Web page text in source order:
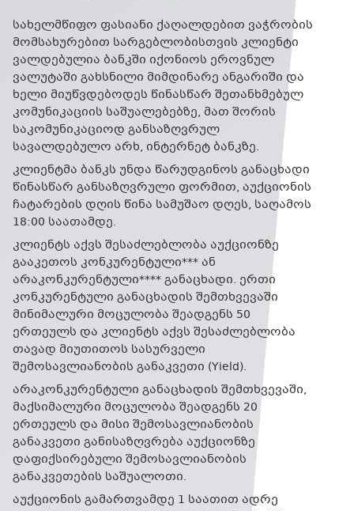
სახელმწიფო ფასიანი ქაღალდებით ვაჭრობის
მომსახურებით სარგებლობისთვის კლიენტი
ვალდებულია ბანკში იქონიოს ეროვნულ
ვალუტაში გახსნილი მიმდინარე ანგარიში და
ხელი მიუწვდებოდეს წინასწარ შეთანხმებულ
კომუნიკაციის საშუალებებზე, მათ შორის
საკომუნიკაციოდ განსაზღვრულ
სავალდებულო არხ, ინტერნეტ ბანკზე.
კლიენტმა ბანკს უნდა წარუდგინოს განაცხადი
წინასწარ განსაზღვრული ფორმით, აუქციონის
ჩატარების დღის წინა სამუშაო დღეს, საღამოს
18:00 საათამდე.
კლიენტს აქვს შესაძლებლობა აუქციონზე
გააკეთოს კონკურენტული*** ან
არაკონკურენტული**** განაცხადი. ერთი
კონკურენტული განაცხადის შემთხვევაში
მინიმალური მოცულობა შეადგენს 50
ერთეულს და კლიენტს აქვს შესაძლებლობა
თავად მიუთითოს სასურველი
შემოსავლიანობის განაკვეთი (Yield).
არაკონკურენტული განაცხადის შემთხვევაში,
მაქსიმალური მოცულობა შეადგენს 20
ერთეულს და მისი შემოსავლიანობის
განაკვეთი განისაზღვრება აუქციონზე
დაფიქსირებული შემოსავლიანობის
განაკვეთების საშუალოთი.
აუქციონის გამართვამდე 1 საათით ადრე